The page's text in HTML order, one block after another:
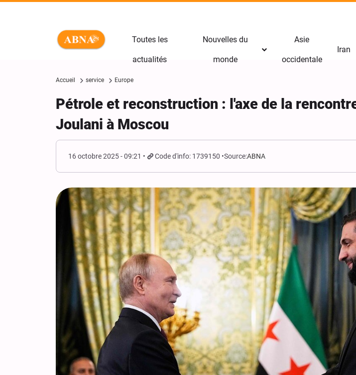
Toutes les
actualités
Nouvelles du
monde
Asie
occidentale
Iran
Accueil service Europe
Pétrole et reconstruction : l'axe de la
Joulani à Moscou
16 octobre 2025 - 09:21 Code d'info: 1739150 Source:ABNA